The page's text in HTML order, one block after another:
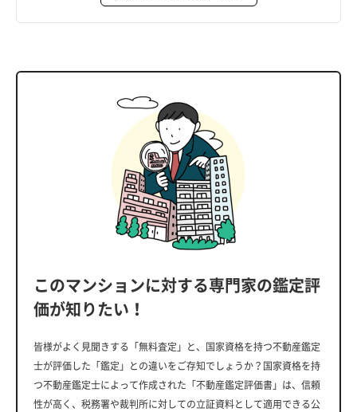
このマンションに対する専門家の鑑定評
価が知りたい！
皆様がよく見聞きする「無料査定」と、国家資格を持つ不動産鑑定
士が評価した「鑑定」との違いをご存知でしょうか？国家資格を持
つ不動産鑑定士によって作成された「不動産鑑定評価書」は、信頼
性が高く、税務署や裁判所に対しての立証資料として適用できる公